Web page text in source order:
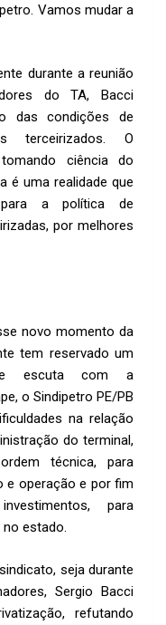
Vamos mudar a
durante a reunião
do TA, Bacci
das condições de
terceirizados. O
ciência do
é uma realidade que
a política de
por melhores
novo momento da
tem reservado um
e escuta com a
o Sindipetro PE/PB
na relação
do terminal,
técnica, para
e operação e por fim
para
estado.
seja durante
Sergio Bacci
refutando